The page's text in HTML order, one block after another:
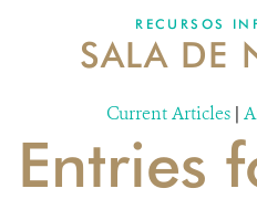
RECURSOS
SALA DE
Current Articles |
Entries